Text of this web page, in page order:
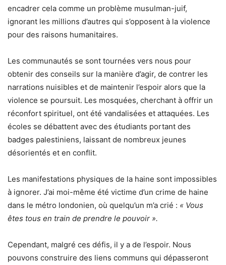
encadrer cela comme un problème musulman-juif,
ignorant les millions d’autres qui s’opposent à la violence
pour des raisons humanitaires.
Les communautés se sont tournées vers nous pour
obtenir des conseils sur la manière d’agir, de contrer les
narrations nuisibles et de maintenir l’espoir alors que la
violence se poursuit. Les mosquées, cherchant à offrir un
réconfort spirituel, ont été vandalisées et attaquées. Les
écoles se débattent avec des étudiants portant des
badges palestiniens, laissant de nombreux jeunes
désorientés et en conflit.
Les manifestations physiques de la haine sont impossibles
à ignorer. J’ai moi-même été victime d’un crime de haine
dans le métro londonien, où quelqu’un m’a crié : « Vous
êtes tous en train de prendre le pouvoir ».
Cependant, malgré ces défis, il y a de l’espoir. Nous
pouvons construire des liens communs qui dépasseront